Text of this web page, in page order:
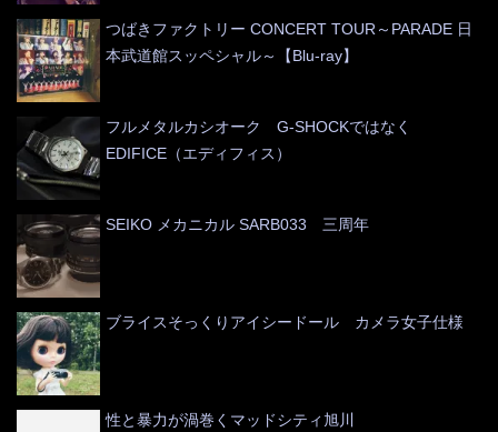
つばきファクトリー CONCERT TOUR～PARADE 日
本武道館スッペシャル～【Blu-ray】
フルメタルカシオーク G-SHOCKではなく
EDIFICE（エディフィス）
SEIKO メカニカル SARB033 三周年
ブライスそっくりアイシードール カメラ女子仕様
性と暴力が渦巻くマッドシティ旭川